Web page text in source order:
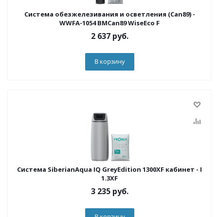
Система обезжелезивания и осветления (Can89) -
WWFA-1054 BMCan89 WiseEco F
2 637руб.
В корзину
Система SiberianAqua IQ GreyEdition 1300XF кабинет - I
1.3XF
3 235руб.